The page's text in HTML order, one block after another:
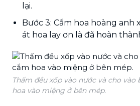
lại.
Bước 3: Cắm hoa hoàng anh
át hoa lay ơn là đã hoàn
Thấm đều xốp vào nước và cho
hoa vào miệng ở bên mép.